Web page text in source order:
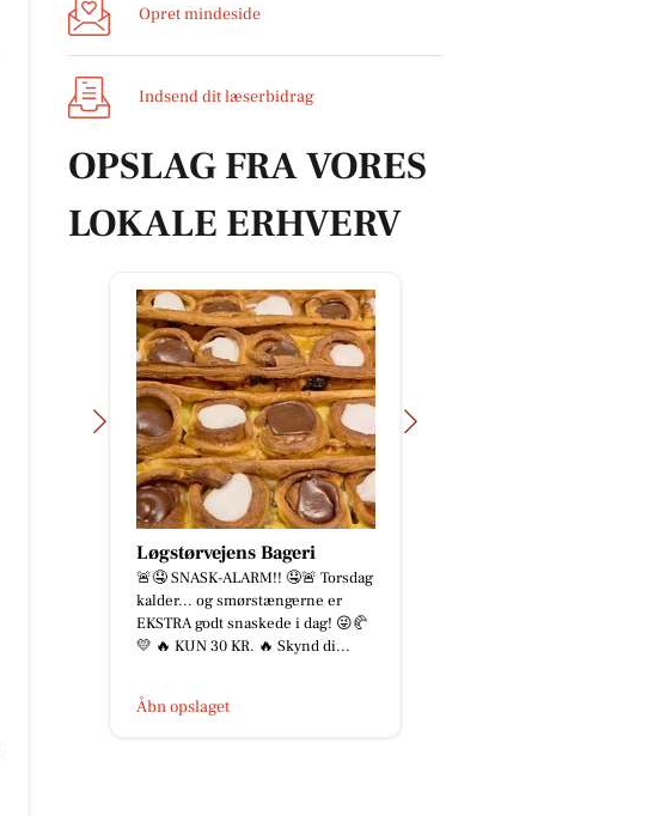
Opret mindeside
Indsend dit læserbidrag
OPSLAG FRA VORES
LOKALE ERHVERV
Løgstørvejens Bageri
🚨🤤 SNASK-ALARM!! 🤤🚨 Torsdag
kalder... og smørstængerne er
EKSTRA godt snaskede i dag! 😜🥐
💛 🔥 KUN 30 KR. 🔥 Skynd di...
Åbn opslaget